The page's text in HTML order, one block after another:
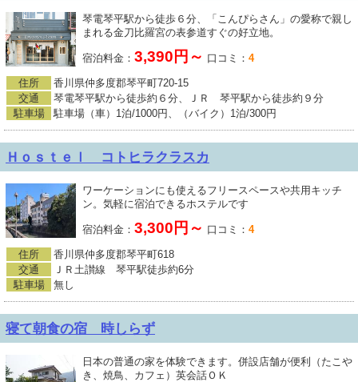
琴電琴平駅から徒歩６分、「こんぴらさん」の愛称で親し
まれる金刀比羅宮の表参道すぐの好立地。
宿泊料金： 3,390円～ 口コミ： 4
住所
香川県仲多度郡琴平町720-15
交通
琴電琴平駅から徒歩約６分、ＪＲ 琴平駅から徒歩約９分
駐車場
駐車場（車）1泊/1000円、（バイク）1泊/300円
Ｈｏｓｔｅｌ コトヒラクラスカ
ワーケーションにも使えるフリースペースや共用キッチ
ン。気軽に宿泊できるホステルです
宿泊料金： 3,300円～ 口コミ： 4
住所
香川県仲多度郡琴平町618
交通
ＪＲ土讃線 琴平駅徒歩約6分
駐車場
無し
寝て朝食の宿 時しらず
日本の普通の家を体験できます。併設店舗が便利（たこや
き、焼鳥、カフェ）英会話ＯＫ